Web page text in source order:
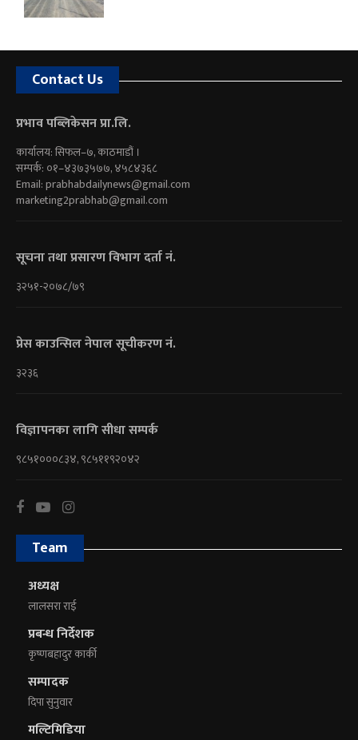
Contact Us
प्रभाव पब्लिकेसन प्रा.लि.
कार्यालय: सिफल–७, काठमाडौं ।
सम्पर्क: ०१–४३७३५७७, ४५८४३६८
Email:prabhabdailynews@gmail.com
marketing2prabhab@gmail.com
सूचना तथा प्रसारण विभाग दर्ता नं.
३२५१-२०७८/७९
प्रेस काउन्सिल नेपाल सूचीकरण नं.
३२३६
विज्ञापनका लागि सीधा सम्पर्क
९८५१०००८३४, ९८५११९२०४२
Team
अध्यक्ष
लालसरा राई
प्रबन्ध निर्देशक
कृष्णबहादुर कार्की
सम्पादक
दिपा सुनुवार
मल्टिमिडिया